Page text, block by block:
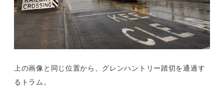
上の画像と同じ位置から、グレンハントリー踏切を通過す
るトラム。